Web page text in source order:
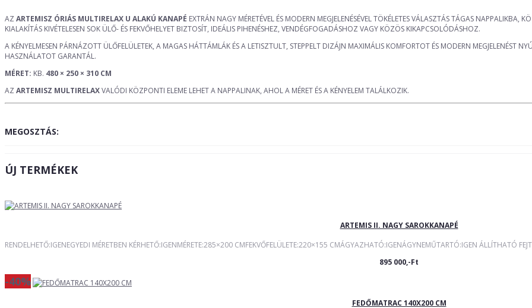
AZ ARTEMISZ ÓRIÁS MULTIRELAX U ALAKÚ KANAPÉ EXTRÁN NAGY MÉRETÉVEL ÉS MODERN MEGJELENÉSÉVEL TÖKÉLETES VÁLASZTÁS TÁGAS
KIALAKÍTÁS KIVÉTELESEN SOK ÜLŐ- ÉS FEKVŐHELYET BIZTOSÍT, IDEÁLIS PIHENÉSHEZ, VENDÉGFOGADÁSHOZ VAGY KÖZÖS KIKAPCSOLÓDÁSHOZ.
A KÉNYELMESEN PÁRNÁZOTT ÜLŐFELÜLETEK, A MAGAS HÁTTÁMLÁK ÉS A LETISZTULT, STEPPELT DIZÁJN MAXIMÁLIS KOMFORTOT ÉS MODERN MEGJELENÉST
HASZNÁLATOT GARANTÁL.
MÉRET: KB. 480 × 250 × 310 CM
AZ ARTEMISZ MULTIRELAXVALÓDI KÖZPONTI ELEME LEHET A NAPPALINAK, AHOL A MÉRET ÉS A KÉNYELEM TALÁLKOZIK.
MEGOSZTÁS:
ÚJ TERMÉKEK
ARTEMIS II. NAGY SAROKKANAPÉ
RENDELHETŐ:IGENEGYEDI MÉRETBEN KÉRHETŐ:IGENMÉRETE:285×200 CMFEKVŐFELÜLETE:220×155 CMÁGYAZHATÓ:IGENÁGYNEMŰTARTÓ:IGEN ÁLLÍTHATÓ
895 000,-Ft
-40%
FEDŐMATRAC 140X200 CM